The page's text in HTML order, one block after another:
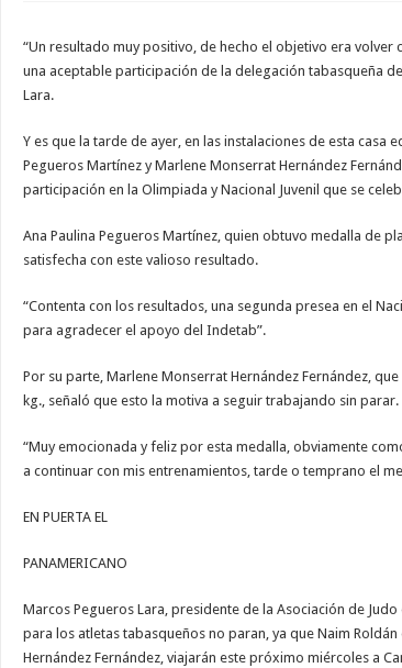
“Un resultado muy positivo, de hecho el objetivo era
una aceptable participación de la delegación tabasqueña
Lara.
Y es que la tarde de ayer, en las instalaciones de esta casa
Pegueros Martínez y Marlene Monserrat Hernández
participación en la Olimpiada y Nacional Juvenil que se
Ana Paulina Pegueros Martínez, quien obtuvo medalla de
satisfecha con este valioso resultado.
“Contenta con los resultados, una segunda presea en el
para agradecer el apoyo del Indetab”.
Por su parte, Marlene Monserrat Hernández Fernández,
kg., señaló que esto la motiva a seguir trabajando sin parar.
“Muy emocionada y feliz por esta medalla, obviamente
a continuar con mis entrenamientos, tarde o temprano el
EN PUERTA EL
PANAMERICANO
Marcos Pegueros Lara, presidente de la Asociación de
para los atletas tabasqueños no paran, ya que Naim
Hernández Fernández, viajarán este próximo miércoles a